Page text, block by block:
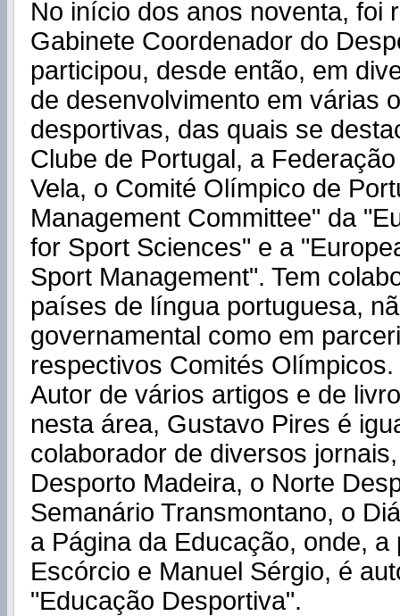
No início dos anos noventa, foi
Gabinete Coordenador do
participou, desde então, em
de desenvolvimento em várias
desportivas, das quais se
Clube de Portugal, a
Vela, o Comité Olímpico de
Management Committee" da
for Sport Sciences" e a
Sport Management". Tem
países de língua portuguesa,
governamental como em
respectivos Comités Olímpicos.
Autor de vários artigos e de
nesta área, Gustavo Pires é
colaborador de diversos
Desporto Madeira, o Norte
Semanário Transmontano, o
a Página da Educação, onde, a
Escórcio e Manuel Sérgio, é
"Educação Desportiva".